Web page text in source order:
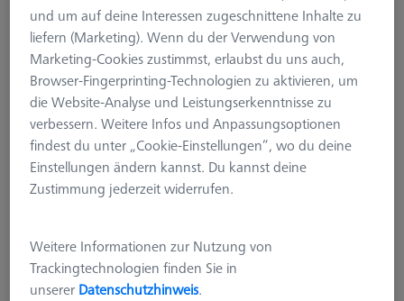
KMG Verbindungselemente
KMG Tastersystembausätze
ZEISS VAST XXT
Die Wechselteller sind für den ZEISS VAST XXT Sensor
geeignet. Im Vergleich zu schaltenden Sensoren erhöht ZEISS
VAST XXT die Betriebssicherheit und Genauigkeit der
Messungen, erweitert aber auch die Messpalette um die
Scanning-Funktionalität und damit um eine Formaussage der
sichert die Systemstabilität und gleichzeitig das hohe Maß an
Genauigkeit. Die vergoldeten Kontaktstellen verbessern die
elektrische Leitfähigkeit, die eine robustere Datenübertragung
und um auf deine Interessen zugeschnittene Inhalte zu
liefern (Marketing). Wenn du der Verwendung von
Marketing-Cookies zustimmst, erlaubst du uns auch,
Browser-Fingerprinting-Technologien zu aktivieren, um
die Website-Analyse und Leistungserkenntnisse zu
verbessern. Weitere Infos und Anpassungsoptionen
findest du unter „Cookie-Einstellungen“, wo du deine
Einstellungen ändern kannst. Du kannst deine
Zustimmung jederzeit widerrufen.
Weitere Informationen zur Nutzung von
Trackingtechnologien finden Sie in
unserer Datenschutzhinweis.